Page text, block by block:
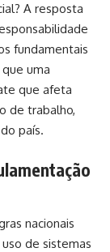
A resposta
fundamentais
uma
que afeta
de trabalho,
país.
nacionais
de sistemas